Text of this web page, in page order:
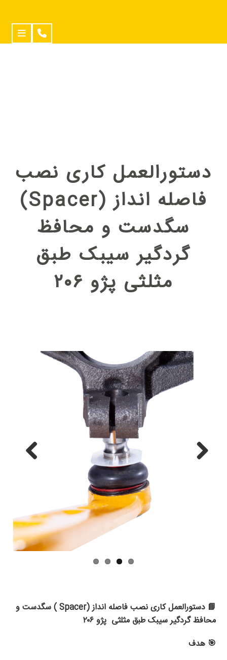
دستورالعمل کاری نصب
فاصله انداز (Spacer)
سگدست و محافظ
گردگیر سیبک طبق
مثلثی پژو ۲۰۶
📘 دستورالعمل کاری نصبفاصله انداز (Spacer
)سگدست و
محافظ گردگیر سیبک طبق مثلثی پژو ۲۰۶
🎯 هدف